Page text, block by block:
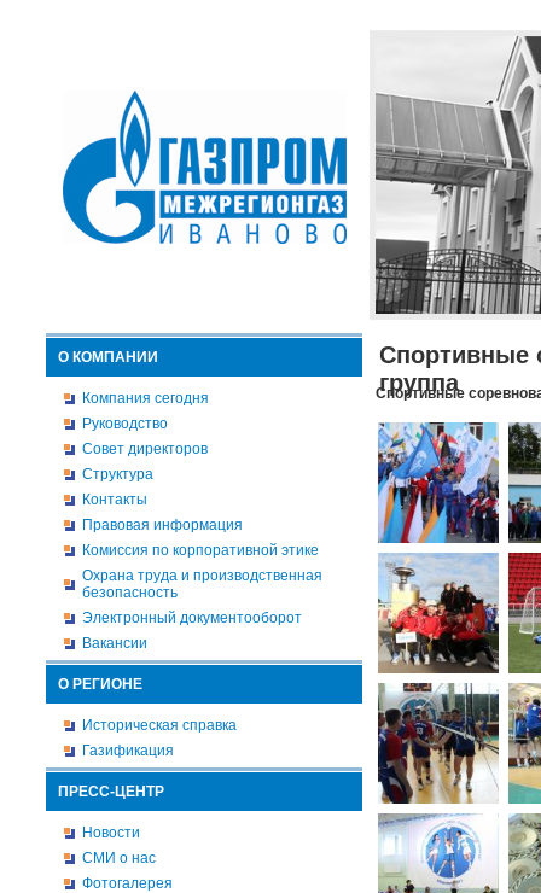
О КОМПАНИИ
Компания сегодня
Руководство
Совет директоров
Структура
Контакты
Правовая информация
Комиссия по корпоративной этике
Охрана труда и производственная
безопасность
Электронный документооборот
Вакансии
О РЕГИОНЕ
Историческая справка
Газификация
ПРЕСС-ЦЕНТР
Новости
СМИ о нас
Фотогалерея
Спортивные
группа
Спортивные